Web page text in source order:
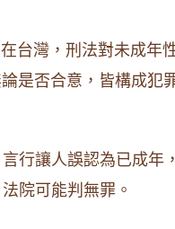
台灣，刑法對未成
是否合意，皆構成
行讓人誤認為已成
院可能判無罪。